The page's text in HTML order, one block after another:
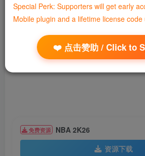
感谢！
The resources at the direct download
uploaded. Please use the network disk
first. Thank you!
免费资源
NBA 2K26
资源下载
Special Perk: Supporters will get early
Mobile plugin and a lifetime license
❤️ 点击赞助 / Click to